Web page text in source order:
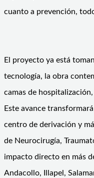
cuanto a prevención,
El proyecto ya está
tecnología, la obra
camas de
Este avance
centro de derivación y
de Neurocirugía,
impacto directo en más
Andacollo, Illapel,